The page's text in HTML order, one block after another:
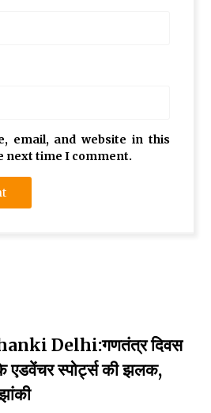
email, and website in this
next time I comment.
Delhi:गणतंत्र दिवस
एडवेंचर स्पोर्ट्स की झलक,